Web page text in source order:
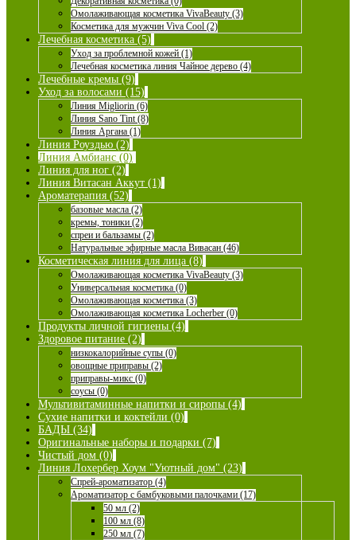
Омолаживающая косметика VivaBeauty (3)
Косметика для мужчин Viva Cool (2)
Лечебная косметика (5)
Уход за проблемной кожей (1)
Лечебная косметика линия Чайное дерево (4)
Лечебные кремы (9)
Уход за волосами (15)
Линия Migliorin (6)
Линия Sano Tint (8)
Линия Аргана (1)
Линия Роуздью (2)
Линия Амбианс (0)
Линия для ног (2)
Линия Витасан Аккут (1)
Ароматерапия (52)
базовые масла (2)
кремы, тоники (2)
спреи и бальзамы (2)
Натуральные эфирные масла Вивасан (46)
Косметическая линия для лица (8)
Омолаживающая косметика VivaBeauty (3)
Универсальная косметика (0)
Омолаживающая косметика (3)
Омолаживающая косметика Locherber (0)
Продукты личной гигиены (4)
Здоровое питание (2)
низкокалорийные супы (0)
овощные приправы (2)
приправы-микс (0)
соусы (0)
Мультивитаминные напитки и сиропы (4)
Сухие напитки и коктейли (0)
БАДЫ (34)
Оригинальные наборы и подарки (7)
Чистый дом (0)
Линия Лохербер Хоум "Уютный дом" (23)
Спрей-ароматизатор (4)
Ароматизатор с бамбуковыми палочками (17)
50 мл (2)
100 мл (8)
250 мл (7)